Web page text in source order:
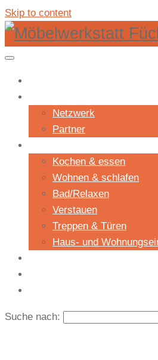
Skip to content
Netzwerk
Partner
Kochen & essen
Wohnen & schlafen
Bad/Relaxen
Verstauen
Treppen & Türen
Haus- und
Suche nach: